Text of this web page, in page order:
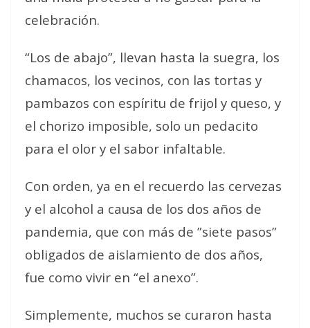
celebración.
“Los de abajo”, llevan hasta la suegra, los
chamacos, los vecinos, con las tortas y
pambazos con espíritu de frijol y queso, y
el chorizo imposible, solo un pedacito
para el olor y el sabor infaltable.
Con orden, ya en el recuerdo las cervezas
y el alcohol a causa de los dos años de
pandemia, que con más de ”siete pasos”
obligados de aislamiento de dos años,
fue como vivir en “el anexo”.
Simplemente, muchos se curaron hasta